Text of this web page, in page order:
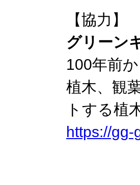
【協力】
グリーン
100年前
植木、観
トする植
https://gg-